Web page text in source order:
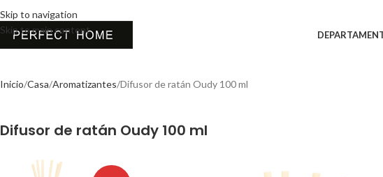
Skip to navigation
Skip to main content
Inicio Casa Aromatizantes Difusor de ratán Oudy 100 ml
Difusor de ratán Oudy 100 ml